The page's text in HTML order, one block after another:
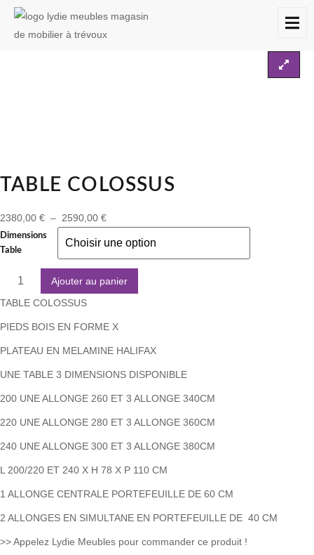
Accueil Les tables Table COLOSSUS
TABLE COLOSSUS
2380,00 € – 2590,00 €
Dimensions
Table
Ajouter au panier
TABLE COLOSSUS
PIEDS BOIS EN FORME X
PLATEAU EN MELAMINE HALIFAX
UNE TABLE 3 DIMENSIONS DISPONIBLE
200 UNE ALLONGE 260 ET 3 ALLONGE 340CM
220 UNE ALLONGE 280 ET 3 ALLONGE 360CM
240 UNE ALLONGE 300 ET 3 ALLONGE 380CM
L 200/220 ET 240 X H 78 X P 110 CM
1 ALLONGE CENTRALE PORTEFEUILLE DE 60 CM
2 ALLONGES EN SIMULTANE EN PORTEFEUILLE DE 40 CM
>> Appelez Lydie Meubles pour commander ce produit !